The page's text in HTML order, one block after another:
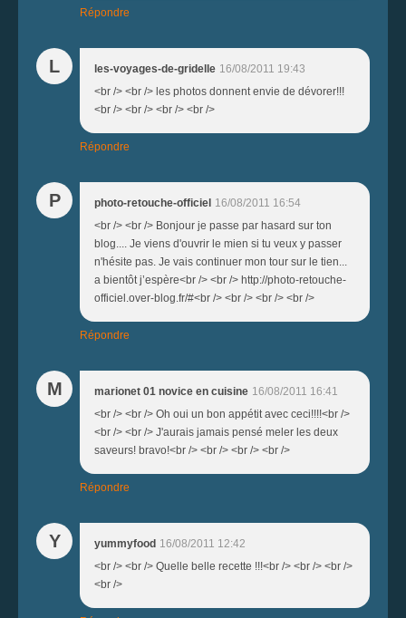
Répondre
L les-voyages-de-gridelle 16/08/2011 19:43
<br /> <br /> les photos donnent envie de dévorer!!!
<br /> <br /> <br /> <br />
Répondre
P photo-retouche-officiel 16/08/2011 16:54
<br /> <br /> Bonjour je passe par hasard sur ton
blog.... Je viens d'ouvrir le mien si tu veux y passer
n'hésite pas. Je vais continuer mon tour sur le tien...
a bientôt j’espère<br /> <br /> http://photo-retouche-
officiel.over-blog.fr/#<br /> <br /> <br /> <br />
Répondre
M marionet 01 novice en cuisine 16/08/2011 16:41
<br /> <br /> Oh oui un bon appétit avec ceci!!!!<br />
<br /> <br /> J'aurais jamais pensé meler les deux
saveurs! bravo!<br /> <br /> <br /> <br />
Répondre
Y yummyfood 16/08/2011 12:42
<br /> <br /> Quelle belle recette !!!<br /> <br /> <br />
<br />